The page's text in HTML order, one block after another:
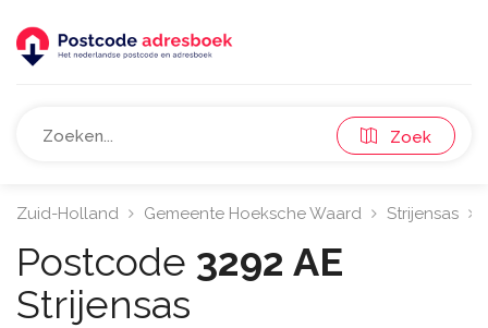
Zoek
Zuid-Holland Gemeente Hoeksche Waard Strijensas
Postcode 3292 AE
Strijensas